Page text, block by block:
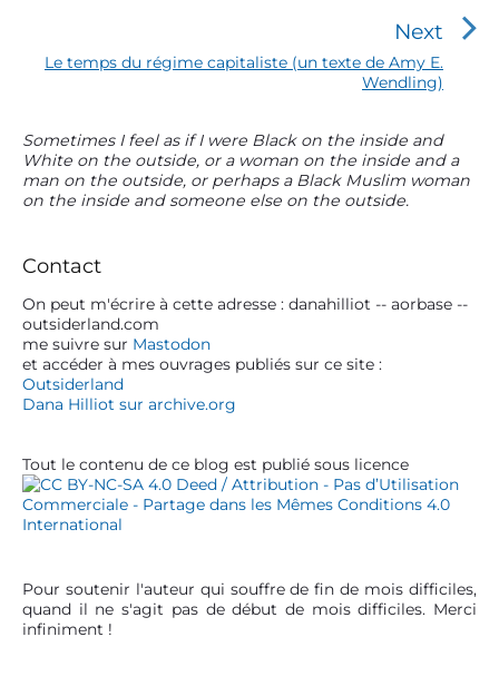
o
n
d
l
a
r
t
i
l
e
v
i
s
p
o
s
Next
p
o
Le temps du régime capitaliste (un texte de Amy E.
Wendling)
P
r
i
m
r
y
S
i
d
e
b
Sometimes I feel as if I were Black on the inside and
White on the outside, or a woman on the inside and a
man on the outside, or perhaps a Black Muslim woman
on the inside and someone else on the outside.
Contact
On peut m'écrire à cette adresse : danahilliot -- aorbase --
outsiderland.com
me suivre sur Mastodon
et accéder à mes ouvrages publiés sur ce site :
Outsiderland
Dana Hilliot sur archive.org
Tout le contenu de ce blog est publié sous licence
Pour soutenir l'auteur qui souffre de fin de mois difficiles,
quand il ne s'agit pas de début de mois difficiles. Merci
infiniment !